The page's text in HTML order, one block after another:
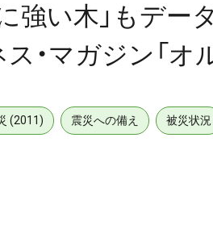
強い木」もデー
・マガジン「オ
(2011) 震災への備え 被災状況